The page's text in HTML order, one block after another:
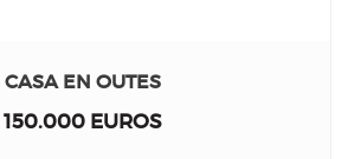
CASA EN OUTES
150.000 EUROS